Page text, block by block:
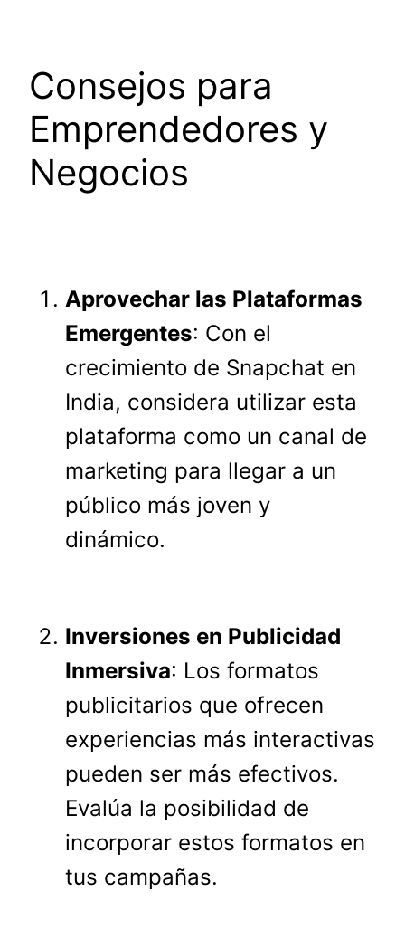
Consejos para
Emprendedores y
Negocios
Aprovechar las Plataformas
Emergentes: Con el
crecimiento de Snapchat en
India, considera utilizar esta
plataforma como un canal de
marketing para llegar a un
público más joven y
dinámico.
Inversiones en Publicidad
Inmersiva: Los formatos
publicitarios que ofrecen
experiencias más interactivas
pueden ser más efectivos.
Evalúa la posibilidad de
incorporar estos formatos en
tus campañas.